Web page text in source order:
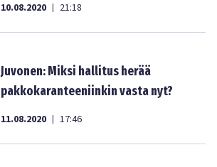
10.08.2020 | 21:18
Juvonen: Miksi hallitus herää
pakkokaranteeniinkin vasta nyt?
11.08.2020 | 17:46